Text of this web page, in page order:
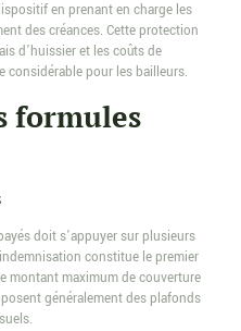
en prenant en charge les
des créances. Cette protection
d’huissier et les coûts de
considérable pour les bailleurs.
formules
doit s’appuyer sur plusieurs
constitue le premier
montant maximum de couverture
généralement des plafonds